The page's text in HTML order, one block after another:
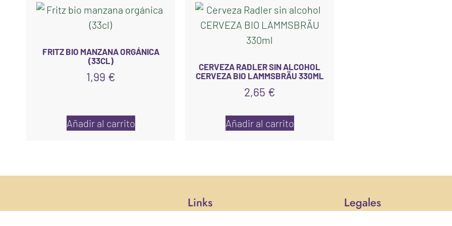
FRITZ BIO MANZANA ORGÁNICA
(33CL)
1,99 €
Añadir al carrito
CERVEZA RADLER SIN ALCOHOL
CERVEZA BIO LAMMSBRÄU 330ML
2,65 €
Añadir al carrito
Links
Inicio
Legales
Políticas de privacidad